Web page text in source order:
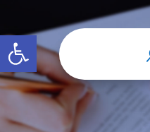
Abrir barra de